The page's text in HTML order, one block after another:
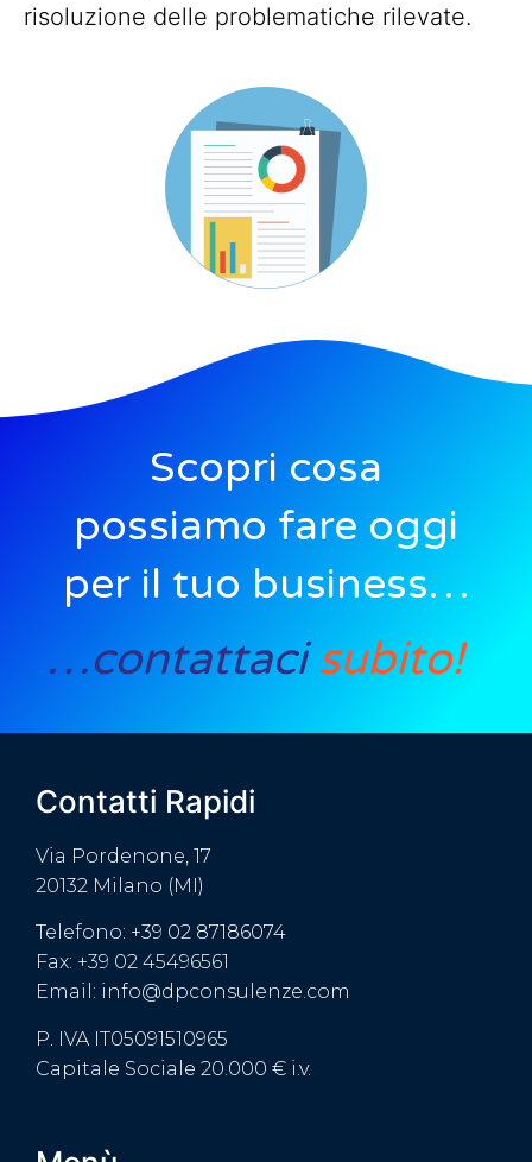
risoluzione delle problematiche rilevate.
Scopri cosa
possiamo fare oggi
per il tuo business…
…contattacisubito!
Contatti Rapidi
Via Pordenone, 17
20132 Milano (MI)
Telefono: +39 02 87186074
Fax: +39 02 45496561
Email: info@dpconsulenze.com
P. IVA IT05091510965
Capitale Sociale 20.000 € i.v.